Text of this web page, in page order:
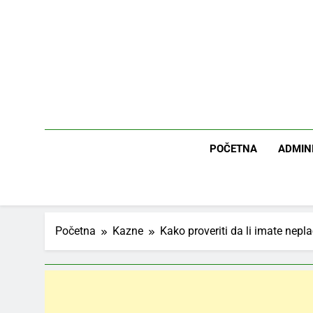
POČETNA
Početna Kazne Kako proveriti da li imate